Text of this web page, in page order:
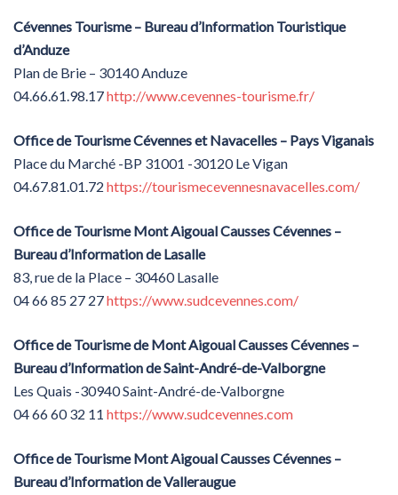
Cévennes Tourisme – Bureau d’Information Touristique
d’Anduze
Plan de Brie – 30140 Anduze
04.66.61.98.17http://www.cevennes-tourisme.fr/
Office de Tourisme Cévennes et Navacelles – Pays Viganais
Place du Marché -BP 31001 -30120 Le Vigan
04.67.81.01.72 https://tourismecevennesnavacelles.com/
Office de Tourisme Mont Aigoual Causses Cévennes –
Bureau d’Information de Lasalle
83, rue de la Place – 30460 Lasalle
04 66 85 27 27https://www.sudcevennes.com/
Office de Tourisme de Mont Aigoual Causses Cévennes –
Bureau d’Information de Saint-André-de-Valborgne
Les Quais -30940 Saint-André-de-Valborgne
04 66 60 32 11 https://www.sudcevennes.com
Office de Tourisme Mont Aigoual Causses Cévennes –
Bureau d’Information de Valleraugue